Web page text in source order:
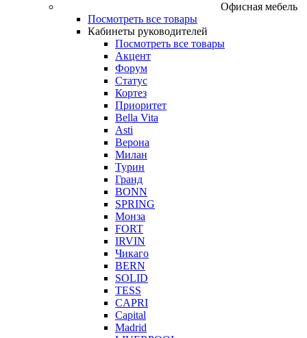
Офисная мебель
Посмотреть все товары
Кабинеты руководителей
Посмотреть все товары
Акцент
Форум
Статус
Кортез
Приоритет
Bella Vita
Asti
Верона
Милан
Турин
Гранд
BONN
SPRING
Монза
FORT
IRVIN
Чикаго
BERN
SOLID
TESS
CAPRI
Capital
Madrid